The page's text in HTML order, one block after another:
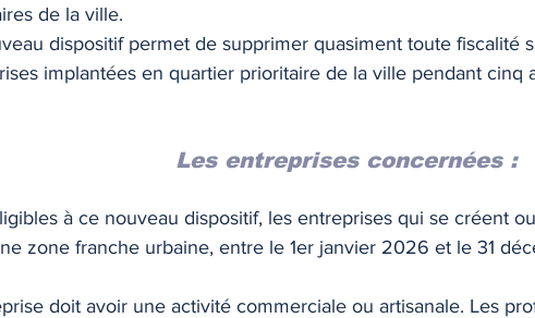
Fiscalité immobilière
de la ville.
dispositif permet de supprimer quasiment toute fiscalité
implantées en quartier prioritaire de la ville pendant cinq
Les entreprises concernées :
à ce nouveau dispositif, les entreprises qui se créent
zone franche urbaine, entre le 1er janvier 2026 et le 31
doit avoir une activité commerciale ou artisanale. Les